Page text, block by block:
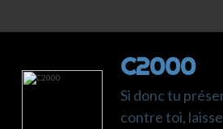
C2000
Si donc tu
contre toi,